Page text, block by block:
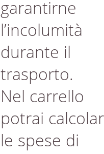
garantirne
l’incolumità
durante il
trasporto.
Nel carrello
potrai
le spese di